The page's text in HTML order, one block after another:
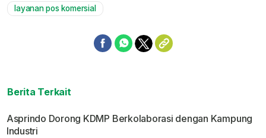
layanan pos komersial
Berita Terkait
Asprindo Dorong KDMP Berkolaborasi dengan Kampung
Industri